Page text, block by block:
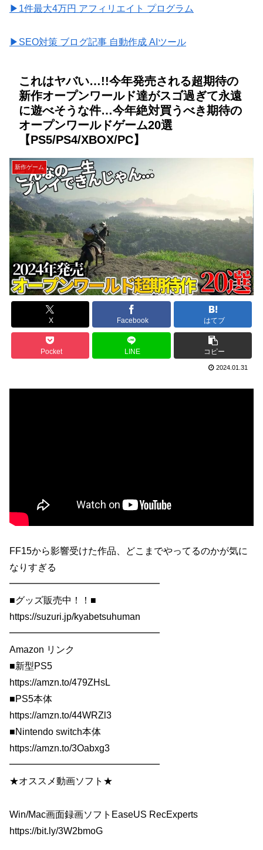
▶1件最大4万円 アフィリエイト プログラム
▶SEO対策 ブログ記事 自動作成 AIツール
これはヤバい…!!今年発売される超期待の
新作オープンワールド達がスゴ過ぎて永遠
に遊べそうな件…今年絶対買うべき期待の
オープンワールドゲーム20選
【PS5/PS4/XBOX/PC】
新作ゲーム
X Facebook はてブ
Pocket LINE コピー
2024.01.31
FF15から影響受けた作品、どこまでやってるのかが気に
なりすぎる
━━━━━━━━━━━━━━━━
■グッズ販売中！！■
https://suzuri.jp/kyabetsuhuman
━━━━━━━━━━━━━━━━
Amazon リンク
■新型PS5
https://amzn.to/479ZHsL
■PS5本体
https://amzn.to/44WRZl3
■Nintendo switch本体
https://amzn.to/3Oabxg3
━━━━━━━━━━━━━━━━
★オススメ動画ソフト★
Win/Mac画面録画ソフトEaseUS RecExperts
https://bit.ly/3W2bmoG